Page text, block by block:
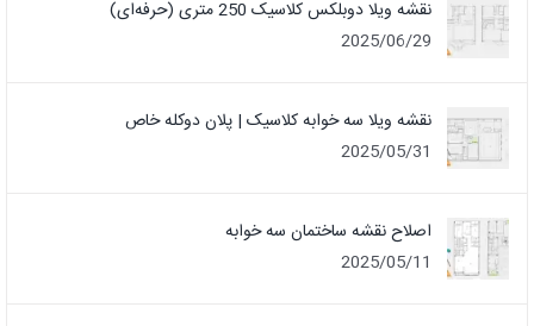
نقشه ویلا دوبلکس کلاسیک 250 متری (حرفه‌ای)
2025/06/29
نقشه ویلا سه خوابه کلاسیک | پلان دوکله خاص
2025/05/31
اصلاح نقشه ساختمان سه خوابه
2025/05/11